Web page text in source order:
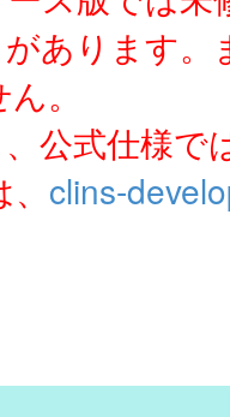
あります
。
公式仕様で
clins-